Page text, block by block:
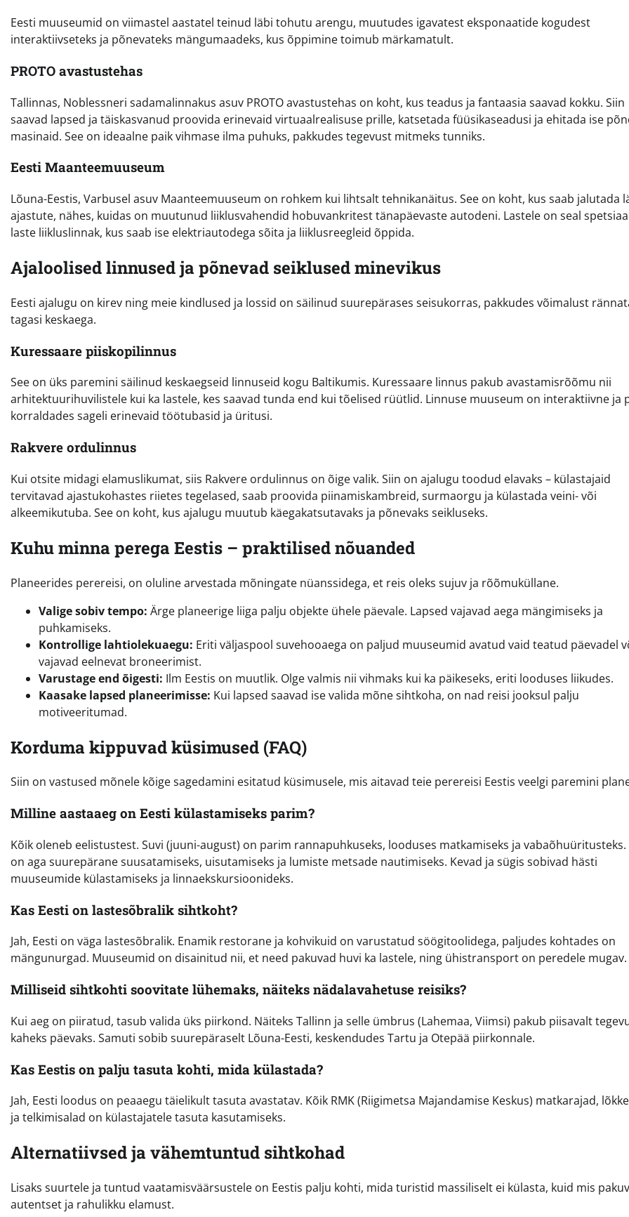
Eesti muuseumid on viimastel aastatel teinud läbi tohutu arengu, muutudes igavatest eksponaatide kogudest
interaktiivseteks ja põnevateks mängumaadeks, kus õppimine toimub märkamatult.
PROTO avastustehas
Tallinnas, Noblessneri sadamalinnakus asuv PROTO avastustehas on koht, kus teadus ja fantaasia saavad kokku. Siin
saavad lapsed ja täiskasvanud proovida erinevaid virtuaalrealisuse prille, katsetada füüsikaseadusi ja ehitada ise
masinaid. See on ideaalne paik vihmase ilma puhuks, pakkudes tegevust mitmeks tunniks.
Eesti Maanteemuuseum
Lõuna-Eestis, Varbusel asuv Maanteemuuseum on rohkem kui lihtsalt tehnikanäitus. See on koht, kus saab jalutada
ajastute, nähes, kuidas on muutunud liiklusvahendid hobuvankritest tänapäevaste autodeni. Lastele on seal
laste liikluslinnak, kus saab ise elektriautodega sõita ja liiklusreegleid õppida.
Ajaloolised linnused ja põnevad seiklused minevikus
Eesti ajalugu on kirev ning meie kindlused ja lossid on säilinud suurepärases seisukorras, pakkudes võimalust
tagasi keskaega.
Kuressaare piiskopilinnus
See on üks paremini säilinud keskaegseid linnuseid kogu Baltikumis. Kuressaare linnus pakub avastamisrõõmu nii
arhitektuurihuvilistele kui ka lastele, kes saavad tunda end kui tõelised rüütlid. Linnuse muuseum on interaktiivne ja
korraldades sageli erinevaid töötubasid ja üritusi.
Rakvere ordulinnus
Kui otsite midagi elamuslikumat, siis Rakvere ordulinnus on õige valik. Siin on ajalugu toodud elavaks – külastajaid
tervitavad ajastukohastes riietes tegelased, saab proovida piinamiskambreid, surmaorgu ja külastada veini- või
alkeemikutuba. See on koht, kus ajalugu muutub käegakatsutavaks ja põnevaks seikluseks.
Kuhu minna perega Eestis – praktilised nõuanded
Planeerides perereisi, on oluline arvestada mõningate nüanssidega, et reis oleks sujuv ja rõõmuküllane.
Valige sobiv tempo: Ärge planeerige liiga palju objekte ühele päevale. Lapsed vajavad aega mängimiseks ja
puhkamiseks.
Kontrollige lahtiolekuaegu: Eriti väljaspool suvehooaega on paljud muuseumid avatud vaid teatud päevadel
vajavad eelnevat broneerimist.
Varustage end õigesti: Ilm Eestis on muutlik. Olge valmis nii vihmaks kui ka päikeseks, eriti looduses liikudes.
Kaasake lapsed planeerimisse: Kui lapsed saavad ise valida mõne sihtkoha, on nad reisi jooksul palju
motiveeritumad.
Korduma kippuvad küsimused (FAQ)
Siin on vastused mõnele kõige sagedamini esitatud küsimusele, mis aitavad teie perereisi Eestis veelgi paremini
Milline aastaaeg on Eesti külastamiseks parim?
Kõik oleneb eelistustest. Suvi (juuni-august) on parim rannapuhkuseks, looduses matkamiseks ja vabaõhuüritusteks.
on aga suurepärane suusatamiseks, uisutamiseks ja lumiste metsade nautimiseks. Kevad ja sügis sobivad hästi
muuseumide külastamiseks ja linnaekskursioonideks.
Kas Eesti on lastesõbralik sihtkoht?
Jah, Eesti on väga lastesõbralik. Enamik restorane ja kohvikuid on varustatud söögitoolidega, paljudes kohtades on
mängunurgad. Muuseumid on disainitud nii, et need pakuvad huvi ka lastele, ning ühistransport on peredele mugav.
Milliseid sihtkohti soovitate lühemaks, näiteks nädalavahetuse reisiks?
Kui aeg on piiratud, tasub valida üks piirkond. Näiteks Tallinn ja selle ümbrus (Lahemaa, Viimsi) pakub piisavalt
kaheks päevaks. Samuti sobib suurepäraselt Lõuna-Eesti, keskendudes Tartu ja Otepää piirkonnale.
Kas Eestis on palju tasuta kohti, mida külastada?
Jah, Eesti loodus on peaaegu täielikult tasuta avastatav. Kõik RMK (Riigimetsa Majandamise Keskus) matkarajad,
ja telkimisalad on külastajatele tasuta kasutamiseks.
Alternatiivsed ja vähemtuntud sihtkohad
Lisaks suurtele ja tuntud vaatamisväärsustele on Eestis palju kohti, mida turistid massiliselt ei külasta, kuid mis
autentset ja rahulikku elamust.